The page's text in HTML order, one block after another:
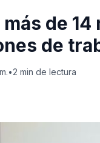
de
de
•2 min de lectura